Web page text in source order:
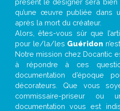
présent le designer sera
qu’une œuvre publiée dans
après la mort du créateur.
Alors, êtes-vous sûr que
pour le/la/les Guéridon
Notre mission chez Docantic
à répondre à ces
documentation d’époque
décorateurs. Que vous
commissaire-priseur ou
documentation vous est